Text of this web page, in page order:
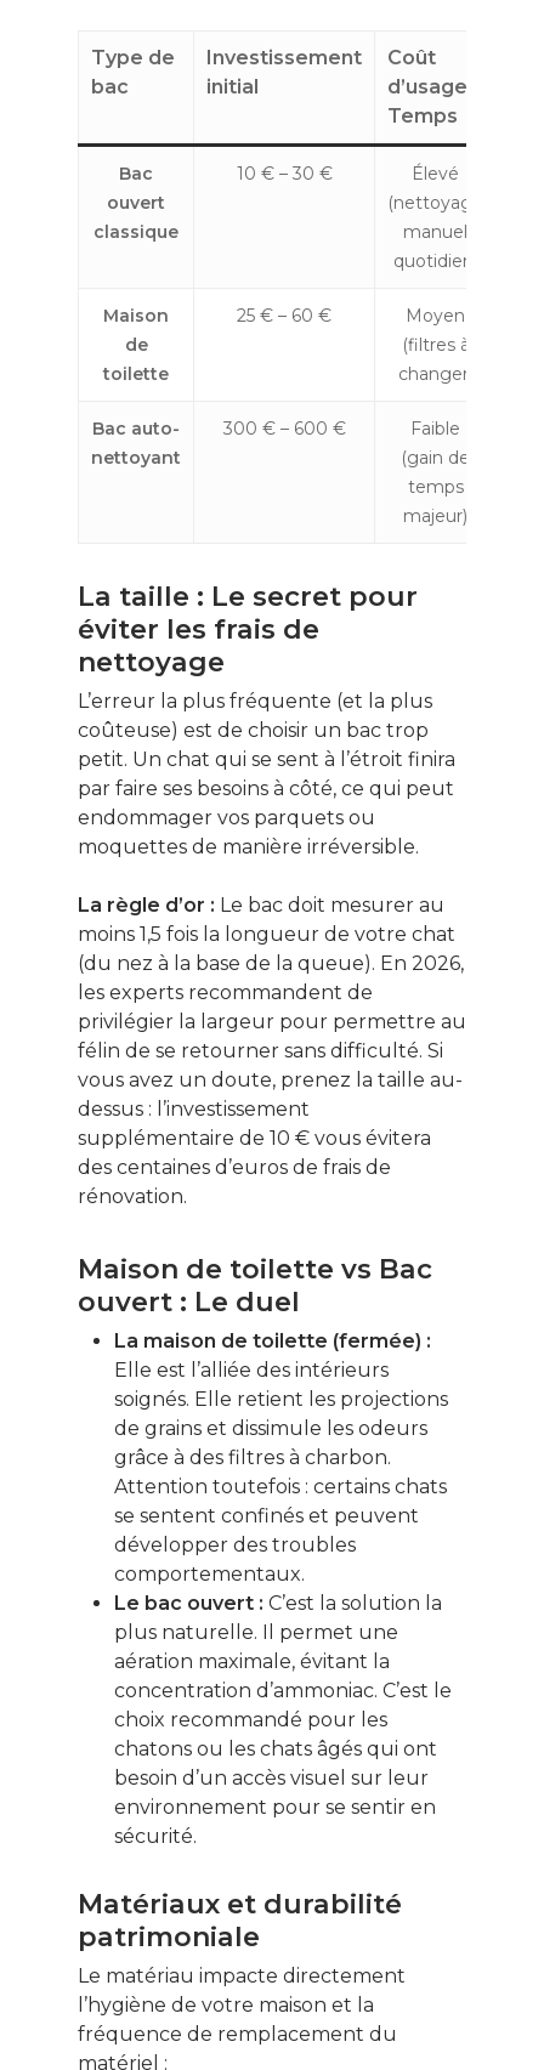
Type de
bac
Investissement
initial
Coût
d’usage /
Temps
Bac
ouvert
classique
10 € – 30 €
Élevé
(nettoyage
manuel
quotidien)
Maison
de
toilette
25 € – 60 €
Moyen
(filtres à
changer)
Bac auto-
nettoyant
300 € – 600 €
Faible
(gain de
temps
majeur)
La taille : Le secret pour
éviter les frais de
nettoyage
L’erreur la plus fréquente (et la plus
coûteuse) est de choisir un bac trop
petit. Un chat qui se sent à l’étroit finira
par faire ses besoins à côté, ce qui peut
endommager vos parquets ou
moquettes de manière irréversible.
La règle d’or : Le bac doit mesurer au
moins 1,5 fois la longueur de votre chat
(du nez à la base de la queue). En 2026,
les experts recommandent de
privilégier la largeur pour permettre au
félin de se retourner sans difficulté. Si
vous avez un doute, prenez la taille au-
dessus : l’investissement
supplémentaire de 10 € vous évitera
des centaines d’euros de frais de
rénovation.
Maison de toilette vs Bac
ouvert : Le duel
La maison de toilette (fermée) :
Elle est l’alliée des intérieurs
soignés. Elle retient les projections
de grains et dissimule les odeurs
grâce à des filtres à charbon.
Attention toutefois : certains chats
se sentent confinés et peuvent
développer des troubles
comportementaux.
Le bac ouvert : C’est la solution la
plus naturelle. Il permet une
aération maximale, évitant la
concentration d’ammoniac. C’est le
choix recommandé pour les
chatons ou les chats âgés qui ont
besoin d’un accès visuel sur leur
environnement pour se sentir en
sécurité.
Matériaux et durabilité
patrimoniale
Le matériau impacte directement
l’hygiène de votre maison et la
fréquence de remplacement du
matériel :
intéresse ? Cliquez
pour vous inscrire à
newsletter !